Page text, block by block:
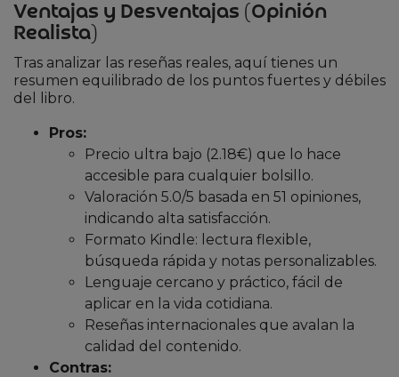
Ventajas y Desventajas (Opinión
Realista)
Tras analizar las reseñas reales, aquí tienes un
resumen equilibrado de los puntos fuertes y débiles
del libro.
Pros:
Precio ultra bajo (2.18€) que lo hace
accesible para cualquier bolsillo.
Valoración 5.0/5 basada en 51 opiniones,
indicando alta satisfacción.
Formato Kindle: lectura flexible,
búsqueda rápida y notas personalizables.
Lenguaje cercano y práctico, fácil de
aplicar en la vida cotidiana.
Reseñas internacionales que avalan la
calidad del contenido.
Contras: